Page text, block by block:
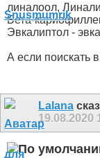
линалоол,
Бета-
Эвкалиптол -
А если поискать
Lalana
19.08.2020